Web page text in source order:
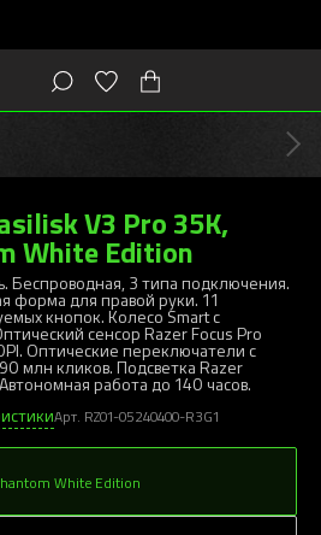
V3 Pro 35K,
White Edition
Беспроводная, 3 типа подключения.
форма для правой руки. 11
кнопок. Колесо Smart с
сенсор Razer Focus Pro
Оптические переключатели с
млн кликов. Подсветка Razer
работа до 140 часов.
Арт. RZ01-05240400-R3G1
White Edition